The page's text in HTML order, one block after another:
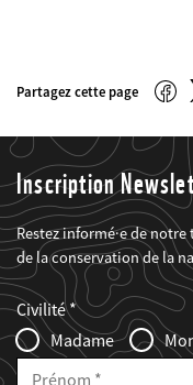
Partagez cette page
Inscription
Restez informé·e de
de la conservation de la
Web2Case
Infofelder
Fieldset
anrede_name
Civilité
Madame